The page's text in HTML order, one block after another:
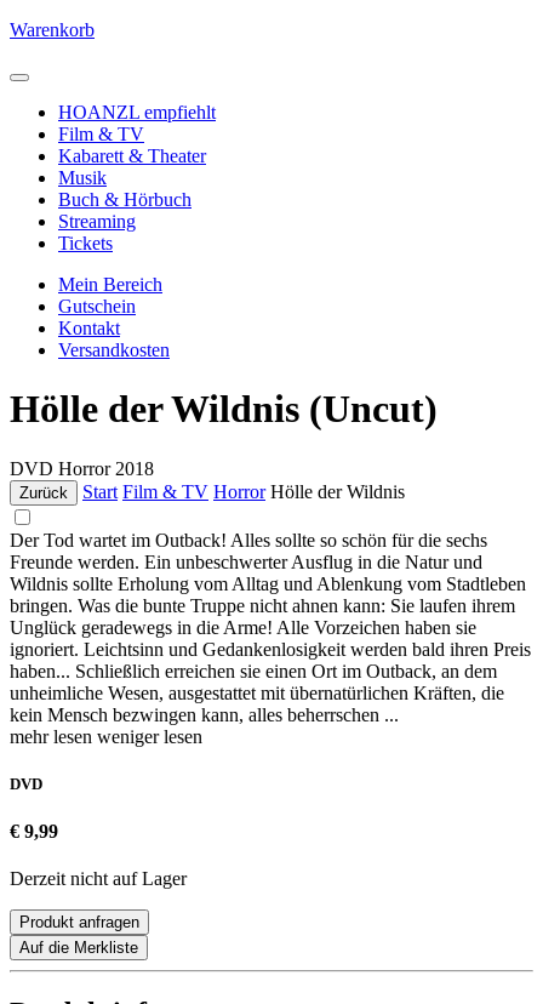
Warenkorb
HOANZL empfiehlt
Film & TV
Kabarett & Theater
Musik
Buch & Hörbuch
Streaming
Tickets
Mein Bereich
Gutschein
Kontakt
Versandkosten
Hölle der Wildnis (Uncut)
DVD Horror 2018
Zurück Start Film & TV Horror Hölle der Wildnis
Der Tod wartet im Outback! Alles sollte so schön für die sechs
Freunde werden. Ein unbeschwerter Ausflug in die Natur und
Wildnis sollte Erholung vom Alltag und Ablenkung vom Stadtleben
bringen. Was die bunte Truppe nicht ahnen kann: Sie laufen ihrem
Unglück geradewegs in die Arme! Alle Vorzeichen haben sie
ignoriert. Leichtsinn und Gedankenlosigkeit werden bald ihren Preis
haben... Schließlich erreichen sie einen Ort im Outback, an dem
unheimliche Wesen, ausgestattet mit übernatürlichen Kräften, die
kein Mensch bezwingen kann, alles beherrschen ...
mehr lesen weniger lesen
DVD
€ 9,99
Derzeit nicht auf Lager
Produkt anfragen
Auf die Merkliste